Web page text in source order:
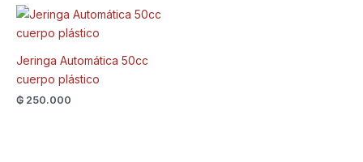
Jeringa Automática 50cc
cuerpo plástico
₲ 250.000